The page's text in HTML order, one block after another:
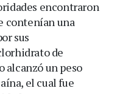
encontraron
contenían una
sus
de
alcanzó un peso
el cual fue